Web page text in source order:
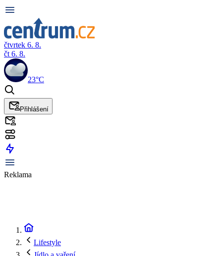
čtvrtek 6. 8.
čt 6. 8.
23°C
Přihlášení
Reklama
Lifestyle